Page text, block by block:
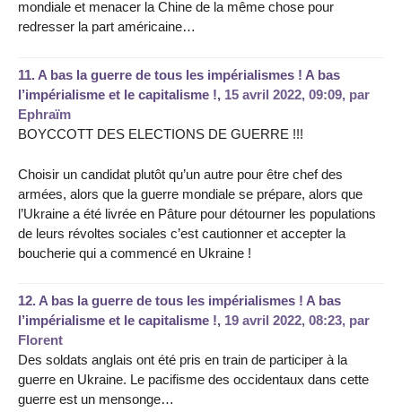
mondiale et menacer la Chine de la même chose pour
redresser la part américaine…
11. A bas la guerre de tous les impérialismes ! A bas
l’impérialisme et le capitalisme !, 15 avril 2022, 09:09, par
Ephraïm
BOYCCOTT DES ELECTIONS DE GUERRE !!!
Choisir un candidat plutôt qu’un autre pour être chef des
armées, alors que la guerre mondiale se prépare, alors que
l’Ukraine a été livrée en Pâture pour détourner les populations
de leurs révoltes sociales c’est cautionner et accepter la
boucherie qui a commencé en Ukraine !
12. A bas la guerre de tous les impérialismes ! A bas
l’impérialisme et le capitalisme !, 19 avril 2022, 08:23, par
Florent
Des soldats anglais ont été pris en train de participer à la
guerre en Ukraine. Le pacifisme des occidentaux dans cette
guerre est un mensonge…